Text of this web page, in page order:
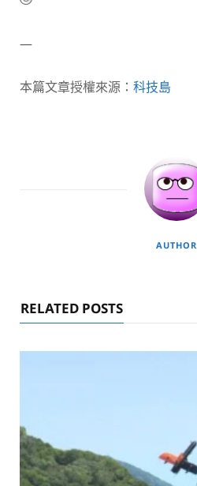
—
本篇文章授權來源： 科技島
AUTHOR
RELATED POSTS